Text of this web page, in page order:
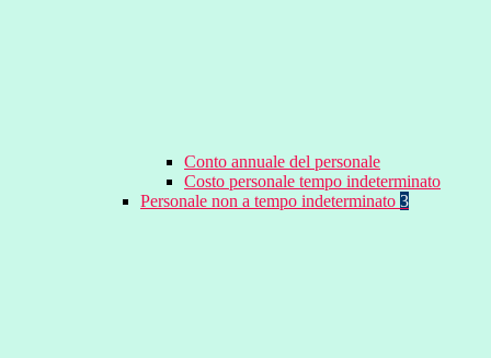
Conto annuale del personale
Costo personale tempo indeterminato
Personale non a tempo indeterminato 3